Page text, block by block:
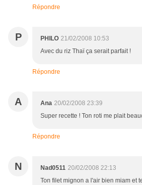
Répondre
P PHILO 21/02/2008 10:53
Avec du riz Thaï ça serait parfait !
Répondre
A Ana 20/02/2008 23:39
Super recette ! Ton roti me plait
Répondre
N Nad0511 20/02/2008 22:13
Ton filet mignon a l'air bien miam et